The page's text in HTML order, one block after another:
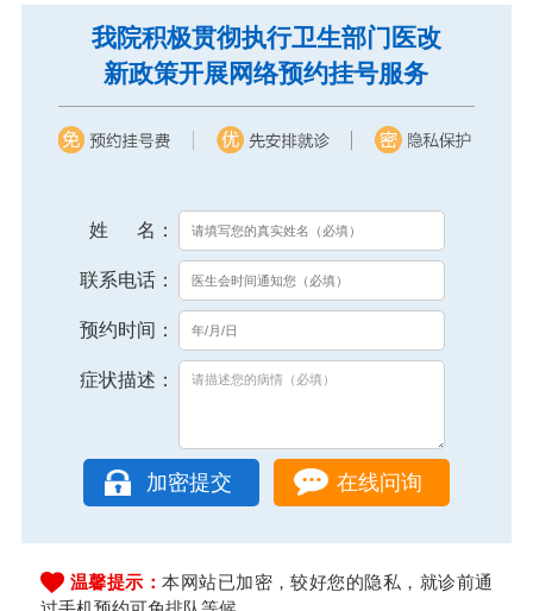
我院积极贯彻执行卫生部门医改
新政策开展网络预约挂号服务
姓 名：
联系电话：
预约时间：
症状描述：
在线问询
温馨提示：本网站已加密，较好您的隐私，就诊前通